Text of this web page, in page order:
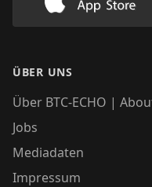
Lade
ÜBER UNS
Über BTC-ECHO |
Jobs
Mediadaten
Impressum